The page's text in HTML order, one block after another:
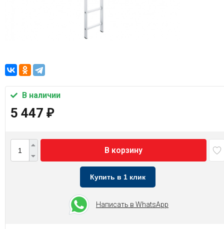
В наличии
5 447 ₽
В корзину
Купить в 1 клик
Написать в WhatsApp